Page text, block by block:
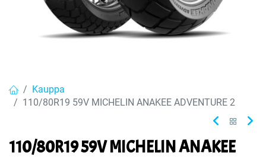
Kauppa
110/80R19 59V MICHELIN ANAKEE ADVENTURE 2
110/80R19 59V MICHELIN ANAKEE